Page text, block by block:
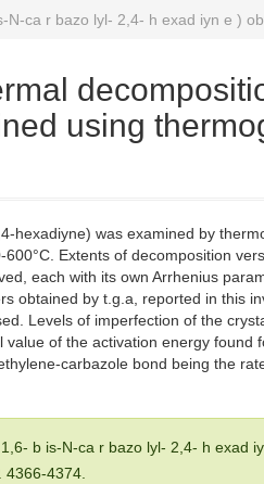
ca r bazo lyl- 2,4- h exad iyn e )
using
hexadiyne) was examined by
Extents of decomposition
each with its own Arrhenius
obtained by t.g.a, reported in this
Levels of imperfection of the
of the activation energy
carbazole bond being the
b is-N-ca r bazo lyl- 2,4- h exad
4366-4374.